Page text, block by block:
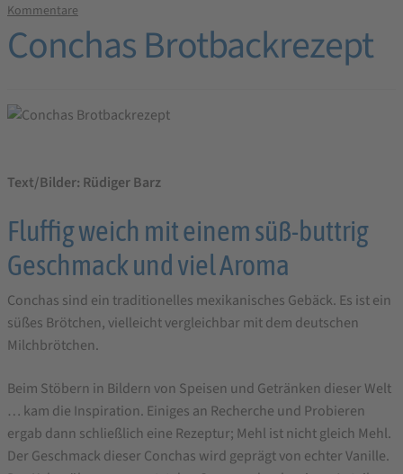
Kommentare
Conchas Brotbackrezept
Text/Bilder: Rüdiger Barz
Fluffig weich mit einem süß-buttrig
Geschmack und viel Aroma
Conchas sind ein traditionelles mexikanisches Gebäck. Es ist ein
süßes Brötchen, vielleicht vergleichbar mit dem deutschen
Milchbrötchen.
Beim Stöbern in Bildern von Speisen und Getränken dieser Welt
… kam die Inspiration. Einiges an Recherche und Probieren
ergab dann schließlich eine Rezeptur; Mehl ist nicht gleich Mehl.
Der Geschmack dieser Conchas wird geprägt von echter Vanille.